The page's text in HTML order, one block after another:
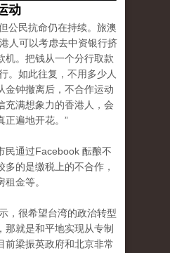
动
公民抗命仍在持续。旅澳
人可以考虑去中资银行挤
机。把钱从一个分行取款
。如此往复，不用多少人
金钟撤离后，不合作运动
充满想象力的香港人，会
正遍地开花。”
民通过Facebook 酝酿不
多的是缴税上的不合作 ，
金等。
，很希望台湾的政治转型
那就是和平地实现从专制
前梁振英政府和北京非常